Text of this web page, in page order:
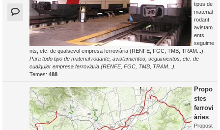
tipus de
material
rodant,
avistam
ents,
seguime
nts, etc. de qualsevol empresa ferroviària (RENFE, FGC, TMB, TRAM...).
Para todo tipo de material rodante, avistamientos, seguimientos, etc. de
cualquier empresa ferroviaria (RENFE, FGC, TMB, TRAM...).
Temes: 488
Propo
stes
ferrovi
àries
Propost